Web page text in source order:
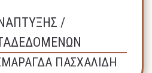
/
ΠΑΣΧΑΛΙΔΗ